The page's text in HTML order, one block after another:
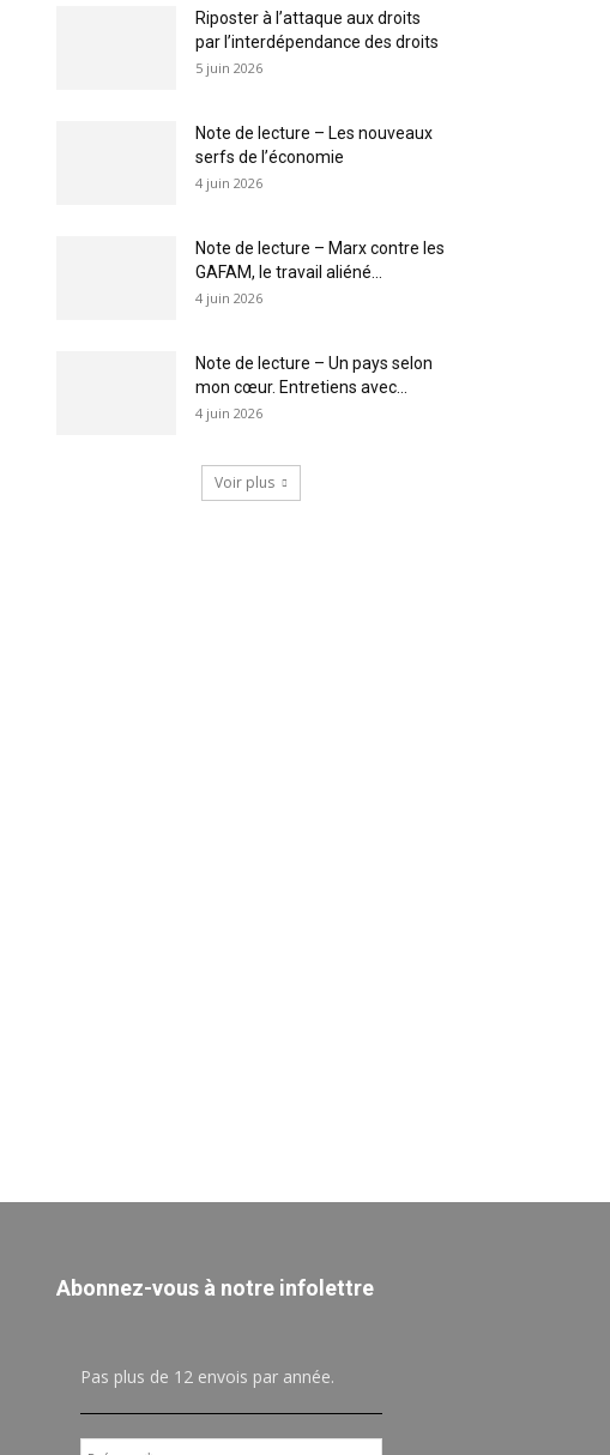
Riposter à l’attaque aux droits
par l’interdépendance des droits
5 juin 2026
Note de lecture – Les nouveaux
serfs de l’économie
4 juin 2026
Note de lecture – Marx contre les
GAFAM, le travail aliéné...
4 juin 2026
Note de lecture – Un pays selon
mon cœur. Entretiens avec...
4 juin 2026
Voir plus
Abonnez-vous à notre infolettre
Pas plus de 12 envois par année.